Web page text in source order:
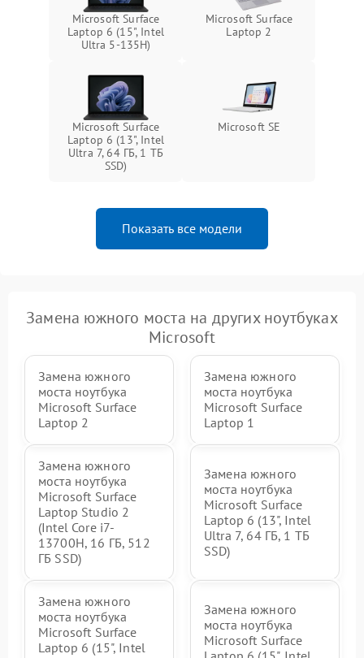
Microsoft Surface
Laptop 6 (15", Intel
Ultra 5-135H)
Microsoft Surface
Laptop 2
Microsoft Surface
Laptop 6 (13", Intel
Ultra 7, 64 ГБ, 1 ТБ
SSD)
Microsoft SE
Показать все модели
Замена южного моста на других ноутбуках
Microsoft
Замена южного
моста ноутбука
Microsoft Surface
Laptop 2
Замена южного
моста ноутбука
Microsoft Surface
Laptop 1
Замена южного
моста ноутбука
Microsoft Surface
Laptop Studio 2
(Intel Core i7-
13700H, 16 ГБ, 512
ГБ SSD)
Замена южного
моста ноутбука
Microsoft Surface
Laptop 6 (13", Intel
Ultra 7, 64 ГБ, 1 ТБ
SSD)
Замена южного
моста ноутбука
Microsoft Surface
Laptop 6 (15", Intel
Замена южного
моста ноутбука
Microsoft Surface